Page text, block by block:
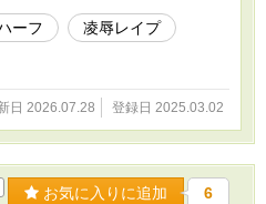
ーフ
凌辱レイプ
日 2026.07.28 登録日 2025.03.02
お気に入りに追加 6